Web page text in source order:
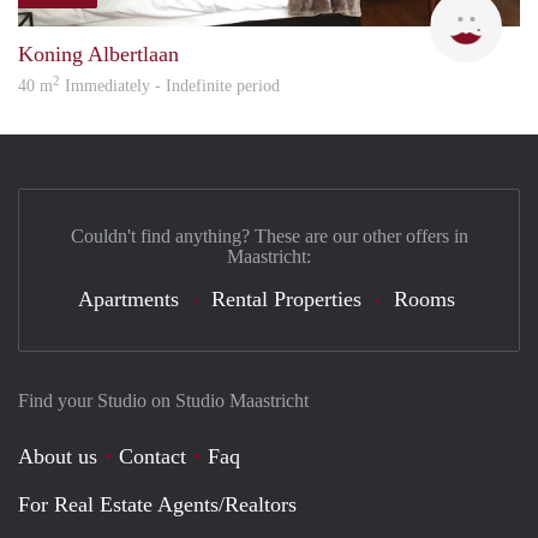
Koning Albertlaan
40 m2 Immediately - Indefinite period
Find your Studio on Studio Maastricht
About us Contact
Faq
For Real Estate Agents/Realtors
Couldn't find anything? These are our other offers in
Maastricht:
Apartments Rental Properties Rooms